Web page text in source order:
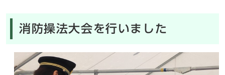
消防操法大会を行いました